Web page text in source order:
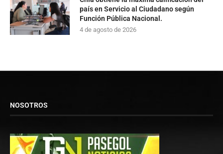
país en Servicio al Ciudadano según
Función Pública Nacional.
4 de agosto de 2026
NOSOTROS